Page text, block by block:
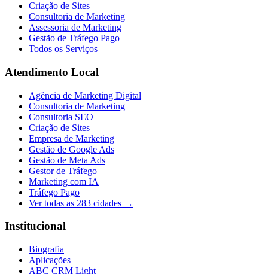
Criação de Sites
Consultoria de Marketing
Assessoria de Marketing
Gestão de Tráfego Pago
Todos os Serviços
Atendimento Local
Agência de Marketing Digital
Consultoria de Marketing
Consultoria SEO
Criação de Sites
Empresa de Marketing
Gestão de Google Ads
Gestão de Meta Ads
Gestor de Tráfego
Marketing com IA
Tráfego Pago
Ver todas as 283 cidades →
Institucional
Biografia
Aplicações
ABC CRM Light